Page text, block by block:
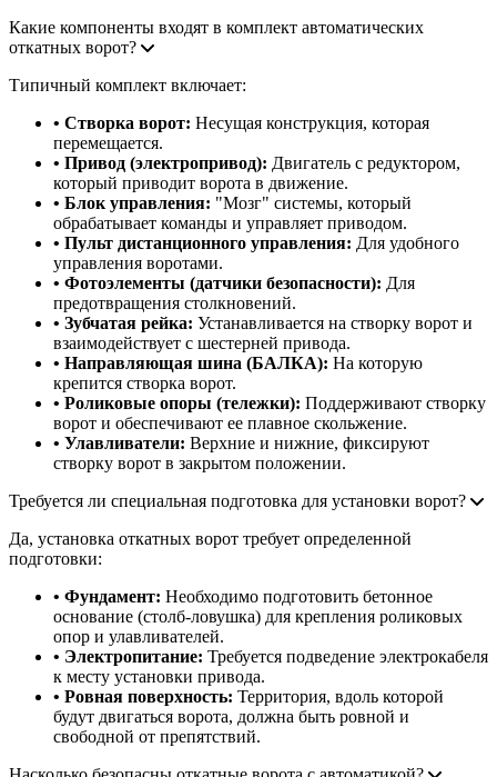
Какие компоненты входят в комплект автоматических
откатных ворот?
Типичный комплект включает:
• Створка ворот: Несущая конструкция, которая
перемещается.
• Привод (электропривод): Двигатель с редуктором,
который приводит ворота в движение.
• Блок управления: "Мозг" системы, который
обрабатывает команды и управляет приводом.
• Пульт дистанционного управления: Для удобного
управления воротами.
• Фотоэлементы (датчики безопасности): Для
предотвращения столкновений.
• Зубчатая рейка: Устанавливается на створку ворот и
взаимодействует с шестерней привода.
• Направляющая шина (БАЛКА): На которую
крепится створка ворот.
• Роликовые опоры (тележки): Поддерживают створку
ворот и обеспечивают ее плавное скольжение.
• Улавливатели: Верхние и нижние, фиксируют
створку ворот в закрытом положении.
Требуется ли специальная подготовка для установки ворот?
Да, установка откатных ворот требует определенной
подготовки:
• Фундамент: Необходимо подготовить бетонное
основание (столб-ловушка) для крепления роликовых
опор и улавливателей.
• Электропитание: Требуется подведение электрокабеля
к месту установки привода.
• Ровная поверхность: Территория, вдоль которой
будут двигаться ворота, должна быть ровной и
свободной от препятствий.